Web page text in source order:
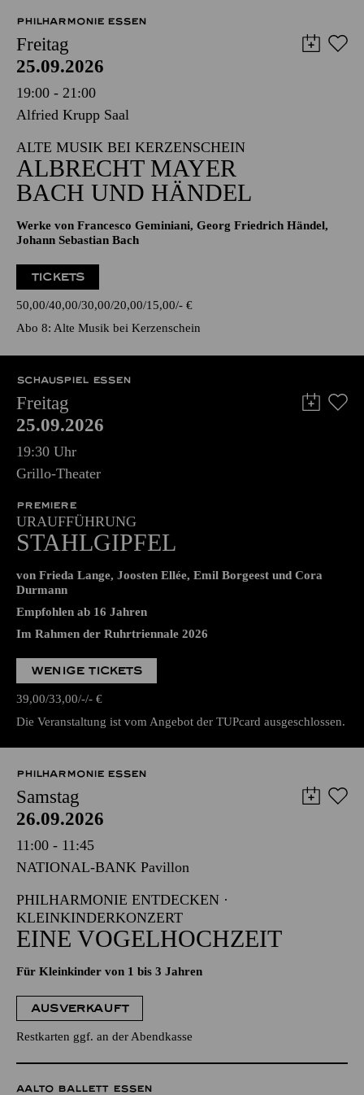
PHILHARMONIE ESSEN
Freitag
25.09.2026
19:00 - 21:00
Alfried Krupp Saal
ALTE MUSIK BEI KERZENSCHEIN
ALBRECHT MAYER
BACH UND HÄNDEL
Werke von Francesco Geminiani, Georg Friedrich Händel,
Johann Sebastian Bach
TICKETS
50,00 40,00 30,00 20,00 15,00 - €
Abo 8: Alte Musik bei Kerzenschein
SCHAUSPIEL ESSEN
Freitag
25.09.2026
19:30 Uhr
Grillo-Theater
PREMIERE
URAUFFÜHRUNG
STAHLGIPFEL
von Frieda Lange, Joosten Ellée, Emil Borgeest und Cora
Durmann
Empfohlen ab 16 Jahren
Im Rahmen der Ruhrtriennale 2026
WENIGE TICKETS
39,00 33,00 - - €
Die Veranstaltung ist vom Angebot der TUPcard ausgeschlossen.
PHILHARMONIE ESSEN
Samstag
26.09.2026
11:00 - 11:45
NATIONAL-BANK Pavillon
PHILHARMONIE ENTDECKEN ·
KLEINKINDERKONZERT
EINE VOGELHOCHZEIT
Für Kleinkinder von 1 bis 3 Jahren
AUSVERKAUFT
Restkarten ggf. an der Abendkasse
AALTO BALLETT ESSEN